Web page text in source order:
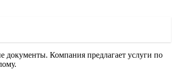
документы. Компания предлагает услуги по